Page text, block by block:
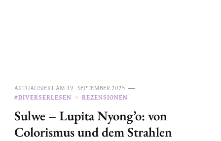
AKTUALISIERT AM 19. SEPTEMBER 2025
#DIVERSERLESEN
REZENSIONEN
Sulwe – Lupita Nyong’o: von
Colorismus und dem Strahlen